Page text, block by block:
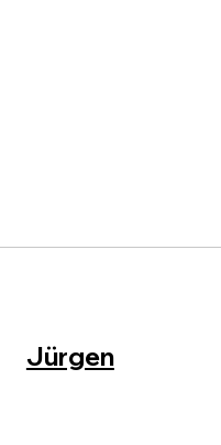
Jürgen